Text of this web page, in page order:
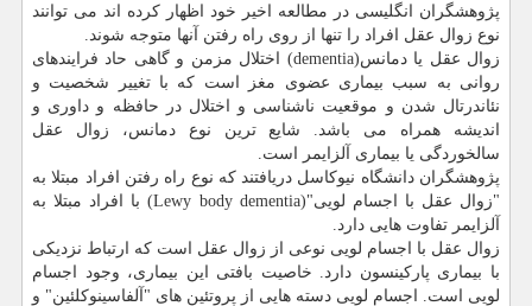
پژوهشگران انگلیسی در مطالعه اخیر خود اظهار كرده اند می توانند
نوع زوال عقل افراد را تنها از روی راه رفتن آنها متوجه شوند.
زوال عقل یا دمانس(dementia) اختلال مزمن و گاهی حاد فرایندهای
روانی به سبب بیماری عضوی مغز است كه با تغییر شخصیت و
نئاندرتال شدن و موقعیت ناشناسی و اختلال در حافظه و داوری و
اندیشه همراه می باشد. شایع ترین نوع دمانس، زوال عقل
سالخوردگی یا بیماری آلزایمر است.
پژوهشگران دانشگاه نیوكاسل دریافتند كه نوع راه رفتن افراد مبتلا به
"زوال عقل با اجسام لویی"(Lewy body dementia) با افراد مبتلا به
آلزایمر تفاوت هایی دارد.
زوال عقل با اجسام لویی نوعی از زوال عقل است كه ارتباط نزدیكی
با بیماری پاركینسون دارد. خاصیت بافتی این بیماری، وجود اجسام
لویی است. اجسام لویی دسته هایی از پروتئین های "آلفاسینوكلئین" و